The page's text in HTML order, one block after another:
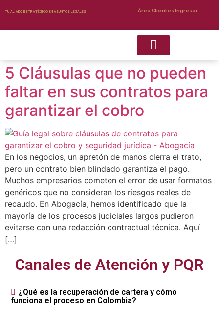
TU ALIADO ESTRATÉGICO EN ASUNTOS LEGALES Área Clientes Ingresar
5 Cláusulas que no pueden
faltar en sus contratos para
garantizar el cobro
En los negocios, un apretón de manos cierra el trato,
pero un contrato bien blindado garantiza el pago.
Muchos empresarios cometen el error de usar formatos
genéricos que no consideran los riesgos reales de
recaudo. En Abogacía, hemos identificado que la
mayoría de los procesos judiciales largos pudieron
evitarse con una redacción contractual técnica. Aquí
[…]
Canales de Atención y PQR
¿Qué es la recuperación de cartera y cómo
funciona el proceso en Colombia?